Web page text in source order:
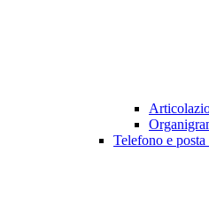
Telefono e posta